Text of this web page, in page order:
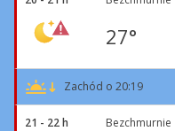
27°
Zachód o 20:19
21 - 22 h Bezchmurnie